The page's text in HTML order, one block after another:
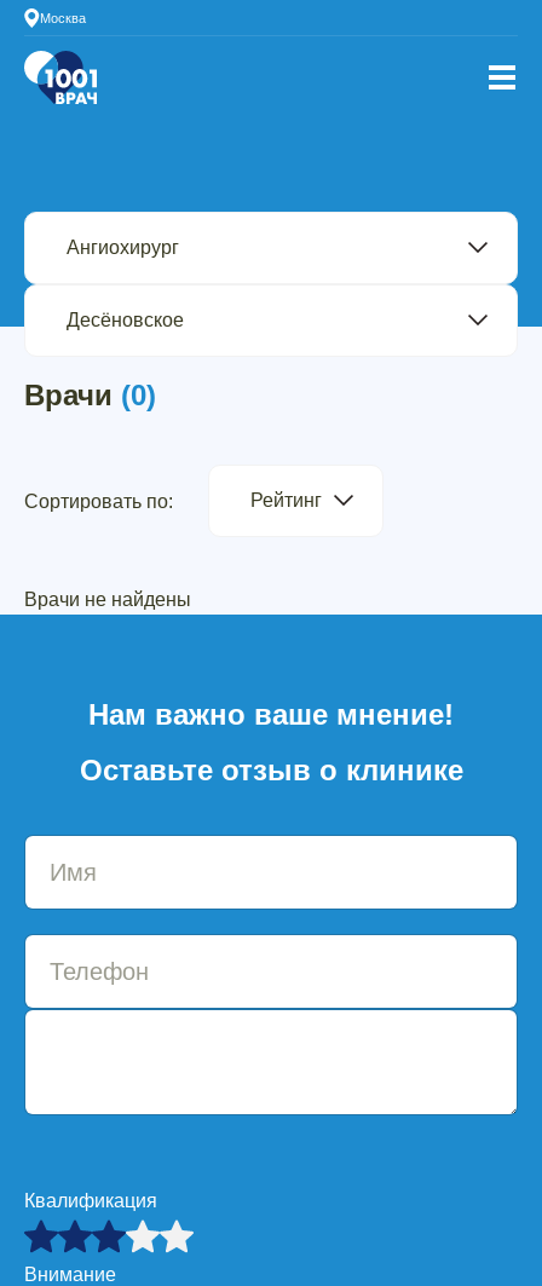
Москва
Врачи (0)
Сортировать по: Рейтинг
Врачи не найдены
Нам важно ваше мнение!
Оставьте отзыв о клинике
Квалификация
Внимание